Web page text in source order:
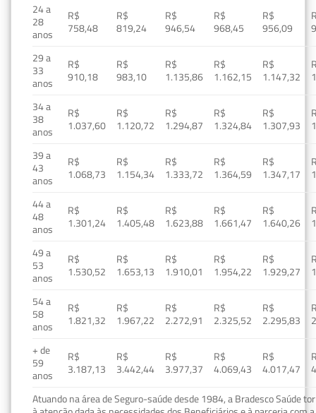
24 a
28
anos
R$
758,48
R$
819,24
R$
946,54
R$
968,45
R$
956,09
29 a
33
anos
R$
910,18
R$
983,10
R$
1.135,86
R$
1.162,15
R$
1.147,32
34 a
38
anos
R$
1.037,60
R$
1.120,72
R$
1.294,87
R$
1.324,84
R$
1.307,93
39 a
43
anos
R$
1.068,73
R$
1.154,34
R$
1.333,72
R$
1.364,59
R$
1.347,17
44 a
48
anos
R$
1.301,24
R$
1.405,48
R$
1.623,88
R$
1.661,47
R$
1.640,26
49 a
53
anos
R$
1.530,52
R$
1.653,13
R$
1.910,01
R$
1.954,22
R$
1.929,27
54 a
58
anos
R$
1.821,32
R$
1.967,22
R$
2.272,91
R$
2.325,52
R$
2.295,83
+ de
59
anos
R$
3.187,13
R$
3.442,44
R$
3.977,37
R$
4.069,43
R$
4.017,47
Atuando na área de Seguro-saúde desde 1984, a Bradesco Saúde